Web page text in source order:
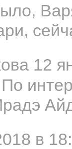
12
в